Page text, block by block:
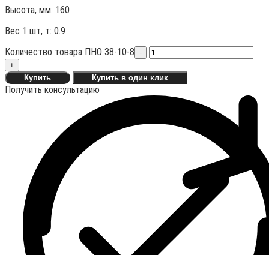
Высота, мм: 160
Вес 1 шт, т: 0.9
Количество товара ПНО 38-10-8 -
+
Купить
Купить в один клик
Получить консультацию